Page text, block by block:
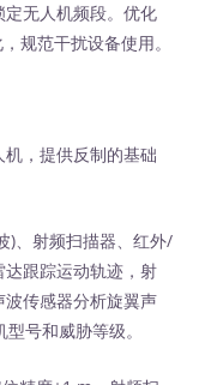
定无人机频段。优化
规范干扰设备使用。
，提供反制的基础
)、射频扫描器、红外/
跟踪运动轨迹，射
传感器分析旋翼声
号和威胁等级。